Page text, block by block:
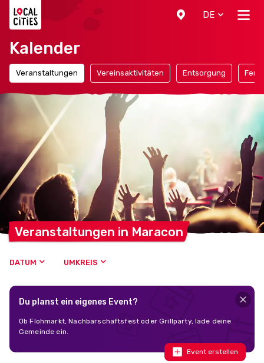
DE
Kalender
Veranstaltungen Vereinsaktivitäten Entsorgung
Veranstaltungen in Maracon
DATUM UMKREIS
Du planst ein eigenes Event?
Ob Flohmarkt, Nachbarschaftsfest oder Grillparty, lade deine
Gemeinde ein.
Event erstellen